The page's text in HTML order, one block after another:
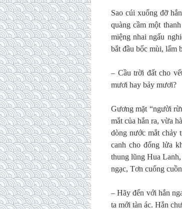
Sao cúi xuống đỡ
quàng cầm một
miệng nhai ngấu
bắt đầu bốc mùi, lẩm
– Cầu trời đất cho
mươi hay bảy mươi?
Gương mặt “người
mắt của hắn ra, vừa
dòng nước mắt chảy
canh cho đống lửa
thung lũng Hua
ngạc, Tơn cuống
– Hãy đến với hắn
ta mới tàn ác. Hắn